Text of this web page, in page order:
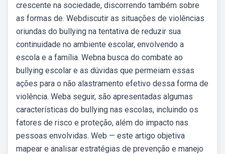
crescente na sociedade, discorrendo também sobre
as formas de. Webdiscutir as situações de violências
oriundas do bullying na tentativa de reduzir sua
continuidade no ambiente escolar, envolvendo a
escola e a família. Webna busca do combate ao
bullying escolar e as dúvidas que permeiam essas
ações para o não alastramento efetivo dessa forma de
violência. Weba seguir, são apresentadas algumas
características do bullying nas escolas, incluindo os
fatores de risco e proteção, além do impacto nas
pessoas envolvidas. Web — este artigo objetiva
mapear e analisar estratégias de prevenção e manejo